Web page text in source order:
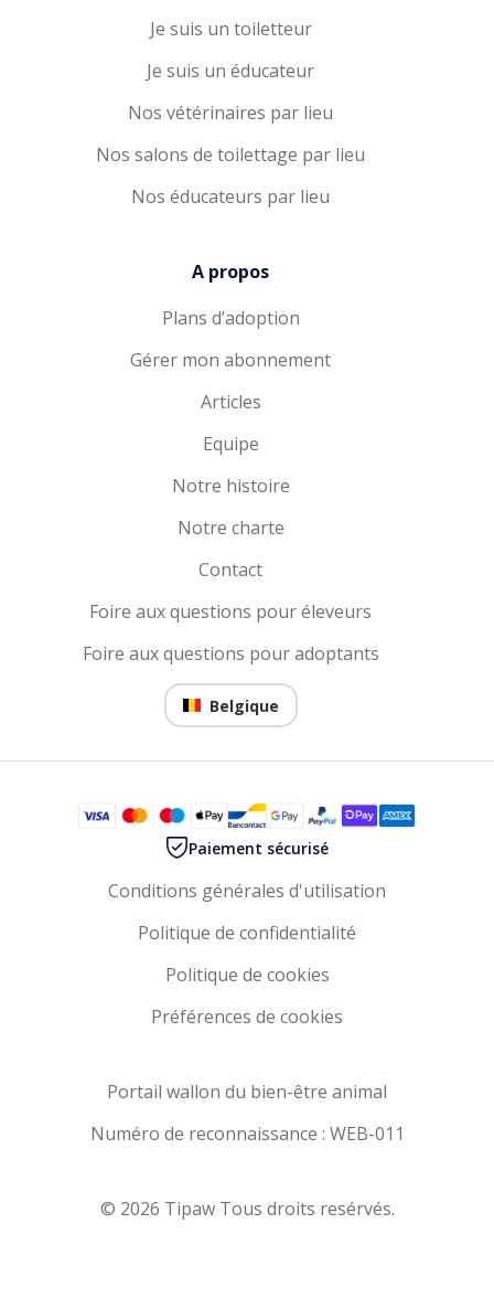
Je suis un toiletteur
Je suis un éducateur
Nos vétérinaires par lieu
Nos salons de toilettage par lieu
Nos éducateurs par lieu
A propos
Plans d’adoption
Gérer mon abonnement
Articles
Equipe
Notre histoire
Notre charte
Contact
Foire aux questions pour éleveurs
Foire aux questions pour adoptants
Belgique
Paiement sécurisé
Conditions générales d'utilisation
Politique de confidentialité
Politique de cookies
Préférences de cookies
Portail wallon du bien-être animal
Numéro de reconnaissance : WEB-011
© 2026 Tipaw Tous droits resérvés.